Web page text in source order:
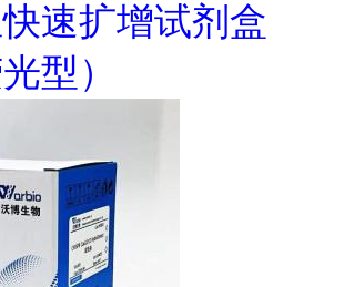
速扩增试剂盒
型）